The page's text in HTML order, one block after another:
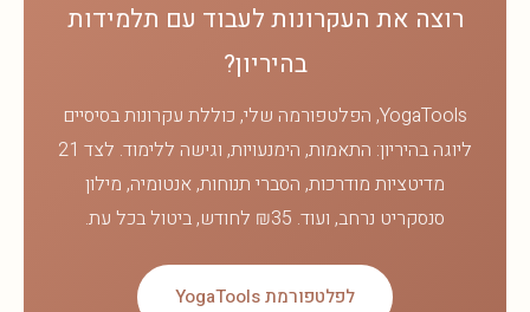
רוצה את העקרונות לעבוד עם תלמידות
בהיריון?
YogaTools, הפלטפורמה שלי, כוללת עקרונות בסיסיים
ליוגה בהיריון: התאמות, הימנעויות, וגישה ללימוד. לצד 21
מדיטציות מודרכות, הסברי תנוחות, אנטומיה, מילון
סנסקריט נרחב, ועוד. ₪35 לחודש, ביטול בכל עת.
לפלטפורמת YogaTools